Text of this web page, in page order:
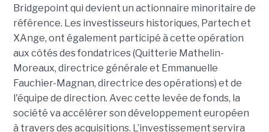
Bridgepoint qui devient un actionnaire minoritaire de
référence. Les investisseurs historiques, Partech et
XAnge, ont également participé à cette opération
aux côtés des fondatrices (Quitterie Mathelin-
Moreaux, directrice générale et Emmanuelle
Fauchier-Magnan, directrice des opérations) et de
l'équipe de direction. Avec cette levée de fonds, la
société va accélérer son développement européen
à travers des acquisitions. L’investissement servira